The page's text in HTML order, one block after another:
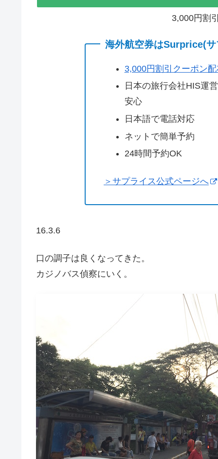
3,000円割
海外航空券はSurprice(
3,000円割引クーポン
日本の旅行会社HIS運
安心
日本語で電話対応
ネットで簡単予約
24時間予約OK
＞サプライス公式ページへ
16.3.6
口の調子は良くなってきた。
カジノバス偵察にいく。